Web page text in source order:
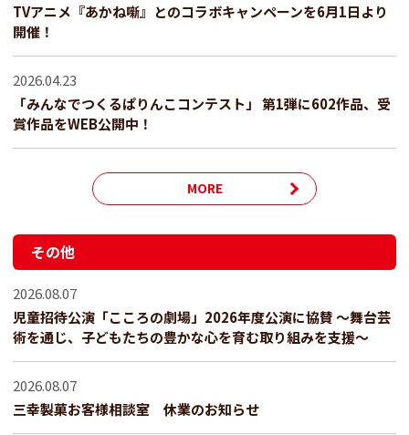
TVアニメ『あかね噺』とのコラボキャンペーンを6月1日より
開催！
2026.04.23
「みんなでつくるぱりんこコンテスト」 第1弾に602作品、受
賞作品をWEB公開中！
MORE
その他
2026.08.07
児童招待公演「こころの劇場」2026年度公演に協賛 ～舞台芸
術を通じ、子どもたちの豊かな心を育む取り組みを支援～
2026.08.07
三幸製菓お客様相談室 休業のお知らせ